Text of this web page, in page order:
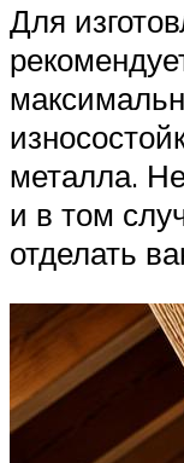
Для
металла.
и в том
отделать